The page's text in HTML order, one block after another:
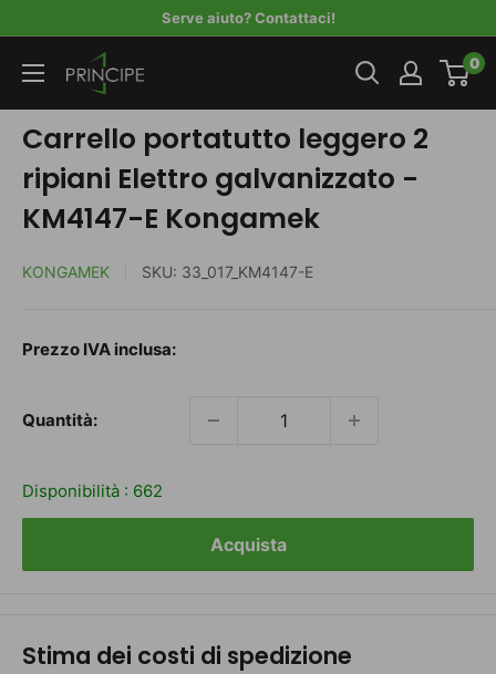
contenuto
Serve aiuto? Contattaci!
Principe 0
Carrello portatutto leggero 2
ripiani Elettro galvanizzato -
KM4147-E Kongamek
KONGAMEK SKU: 33_017_KM4147-E
Prezzo IVA inclusa:
Quantità:
Disponibilità : 662
Acquista
Stima dei costi di spedizione